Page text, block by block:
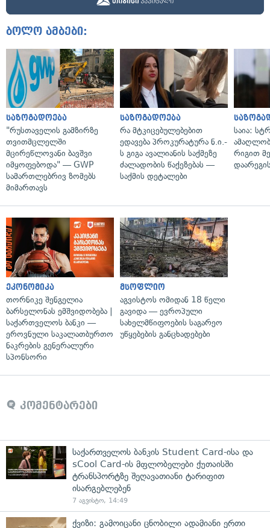
ბოლო ამბები:
საზოგადოება
"რუსთაველის გამზირზე
თვითმცლელში
მცირეწლოვანი ბავშვი
იმყოფებოდა" — GWP
სამართლებრივ ზომებს
მიმართავს
საზოგადოება
რა მტკიცებულებებით
ედავება პროკურატურა ნ.ი.-
ს გიგა ავალიანის საქმეზე
ძალადობის წაქეზებას —
საქმის დეტალები
საია:
რიგით
ეკონომიკა
თორნიკე შენგელია
ბარსელონას ემშვიდობება |
საქართველოს ბანკი —
ეროვნული საკალათბურთო
ნაკრების გენერალური
სპონსორი
მსოფლიო
აგვისტოს ომიდან 18 წელი
გავიდა — ევროპული
სახელმწიფოების საგარეო
უწყებების განცხადებები
კომენტარები
საქართველოს ბანკის Student Card-ისა და
sCool Card-ის მფლობელები ქუთაისში
ტრანსპორტზე შეღავათიანი ტარიფით
ისარგებლებენ
7 აგვისტო, 14:49
ქვიზი: გამოიცანი ცნობილი ადამიანი ერთი